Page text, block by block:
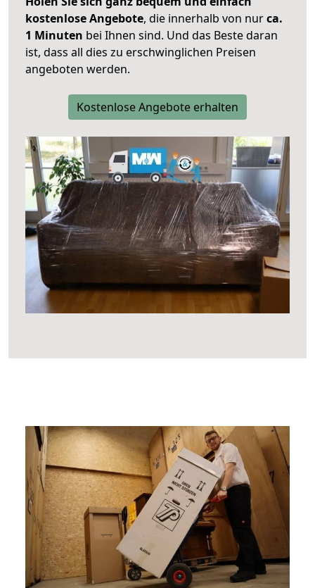
kostenlose Angebote, die innerhalb von nurca.
1 Minuten bei Ihnen sind. Und das Beste daran
ist, dass all dies zu erschwinglichen Preisen
angeboten werden.
Kostenlose Angebote erhalten